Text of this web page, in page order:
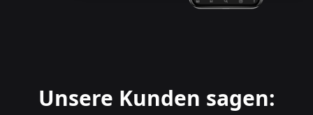
Unsere Kunden sagen: